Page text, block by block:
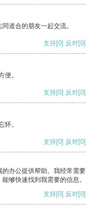
道合的朋友一起交流。
支持[0] 反对[0]
便。
支持[0] 反对[0]
怀。
支持[0] 反对[0]
办公提供帮助。我经常需要
够快速找到我需要的信息。
支持[0] 反对[0]